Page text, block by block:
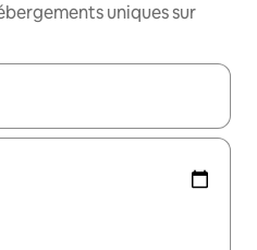
uniques sur
utilisez les flèches vers le